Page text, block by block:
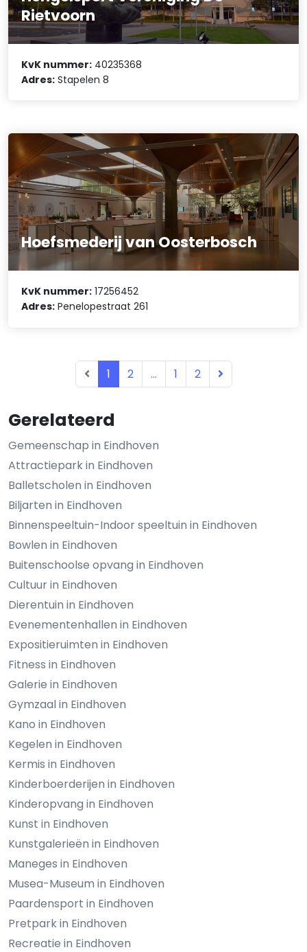
Gerelateerd
Gemeenschap in Eindhoven
Attractiepark in Eindhoven
Balletscholen in Eindhoven
Biljarten in Eindhoven
Binnenspeeltuin-Indoor speeltuin in Eindhoven
Bowlen in Eindhoven
Buitenschoolse opvang in Eindhoven
Cultuur in Eindhoven
Dierentuin in Eindhoven
Evenementenhallen in Eindhoven
Expositieruimten in Eindhoven
Fitness in Eindhoven
Galerie in Eindhoven
Gymzaal in Eindhoven
Kano in Eindhoven
Kegelen in Eindhoven
Kermis in Eindhoven
Kinderboerderijen in Eindhoven
Kinderopvang in Eindhoven
Kunst in Eindhoven
Kunstgalerieën in Eindhoven
Maneges in Eindhoven
Musea-Museum in Eindhoven
Paardensport in Eindhoven
Pretpark in Eindhoven
Recreatie in Eindhoven
Rietvoorn
KvK nummer: 40235368
Adres: Stapelen 8
Hoefsmederij van Oosterbosch
KvK nummer: 17256452
Adres: Penelopestraat 261
1 2 ... 1 2